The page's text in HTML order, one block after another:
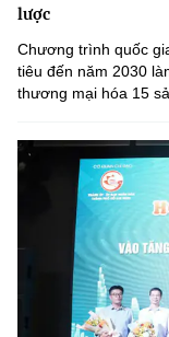
lược
Chương trình quốc
tiêu đến năm 2030
thương mại hóa 15